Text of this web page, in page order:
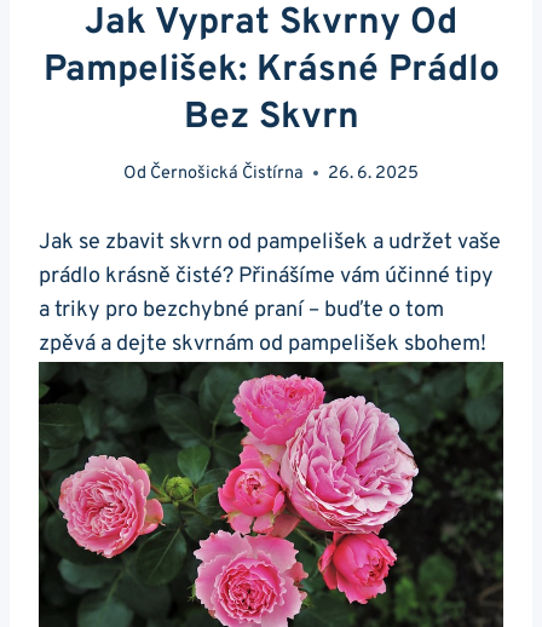
Jak Vyprat Skvrny Od
Pampelišek: Krásné Prádlo
Bez Skvrn
Od Černošická Čistírna 26. 6. 2025
Jak se zbavit skvrn od pampelišek a udržet vaše
prádlo krásně čisté? Přinášíme vám účinné tipy
a triky pro bezchybné praní – buďte o tom
zpěvá a dejte skvrnám od pampelišek sbohem!